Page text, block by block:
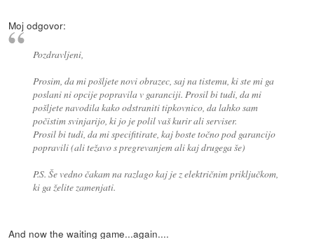
Moj odgovor:
Pozdravljeni,
Prosim, da mi pošljete novi obrazec, saj na tistemu, ki ste mi ga
poslani ni opcije popravila v garanciji. Prosil bi tudi, da mi
pošljete navodila kako odstraniti tipkovnico, da lahko sam
počistim svinjarijo, ki jo je polil vaš kurir ali serviser.
Prosil bi tudi, da mi specifitirate, kaj boste točno pod garancijo
popravili (ali težavo s pregrevanjem ali kaj drugega še)
P.S. Še vedno čakam na razlago kaj je z električnim priključkom,
ki ga želite zamenjati.
And now the waiting game...again....